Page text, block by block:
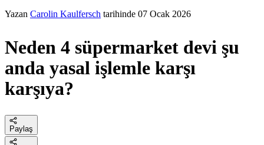
Yazan Carolin Kaulfersch tarihinde 07 Ocak 2026
Neden 4 süpermarket devi şu
anda yasal işlemle karşı
karşıya?
Paylaş